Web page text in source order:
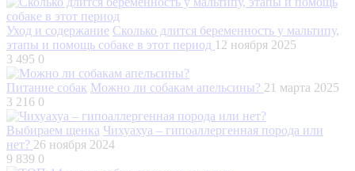
Уход и содержание Сколько длится беременность у мальтипу,
этапы и помощь собаке в этот период 12 ноября 2025
3 495 0
Питание собак Можно ли собакам апельсины? 21 марта 2025
3 216 0
Выбираем щенка Чихуахуа – гипоаллергенная порода или
нет? 26 ноября 2024
9 839 0